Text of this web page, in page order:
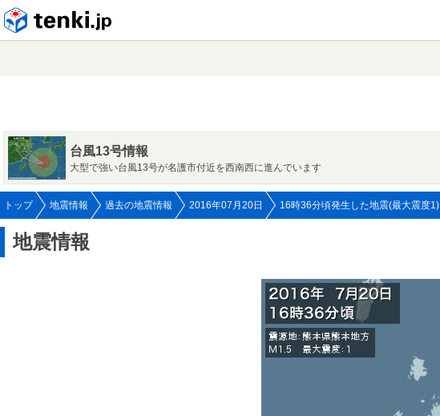
台風13号情報
大型で強い台風13号が名護市付近を西南西に進んでいます
トップ 地震情報 過去の地震情報 2016年07月20日 16時36分頃発生した地震(最大震度1)
地震情報